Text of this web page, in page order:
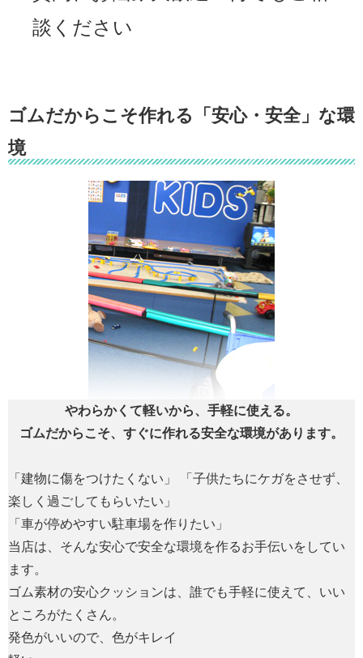
談ください
ゴムだからこそ作れる「安心・安全」な環
境
やわらかくて軽いから、手軽に使える。
ゴムだからこそ、すぐに作れる安全な環境があります。
「建物に傷をつけたくない」 「子供たちにケガをさせず、
楽しく過ごしてもらいたい」
「車が停めやすい駐車場を作りたい」
当店は、そんな安心で安全な環境を作るお手伝いをしてい
ます。
ゴム素材の安心クッションは、誰でも手軽に使えて、いい
ところがたくさん。
発色がいいので、色がキレイ